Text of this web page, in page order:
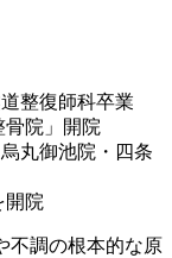
整復師科卒業
骨院」開院
丸御池院・四条
開院
不調の根本的な原